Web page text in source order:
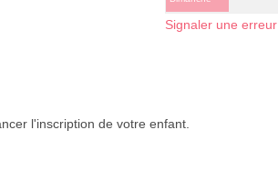
Signaler une erreur
l'inscription de votre enfant.